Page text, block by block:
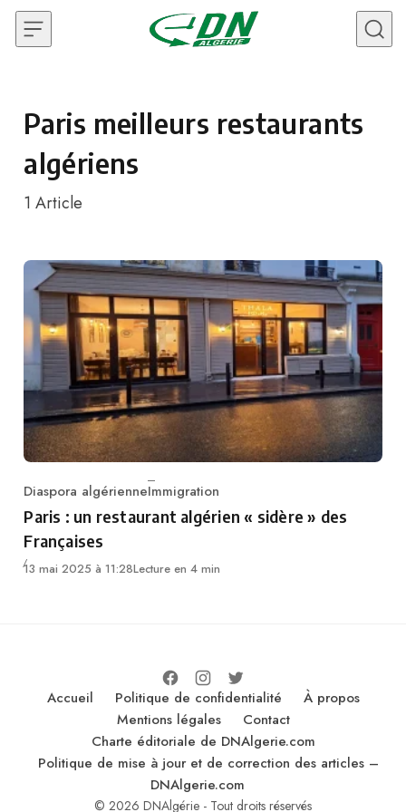
Skip to content
Paris meilleurs restaurants
algériens
1 Article
Category
Diaspora algérienneImmigration
Paris : un restaurant algérien « sidère » des
Françaises
13 mai 2025 à 11:28Lecture en 4 min
Accueil Politique de confidentialité
À propos
Mentions légales
Contact
Charte éditoriale de DNAlgerie.com
Politique de mise à jour et de correction des articles –
DNAlgerie.com
© 2026 DNAlgérie - Tout droits réservés